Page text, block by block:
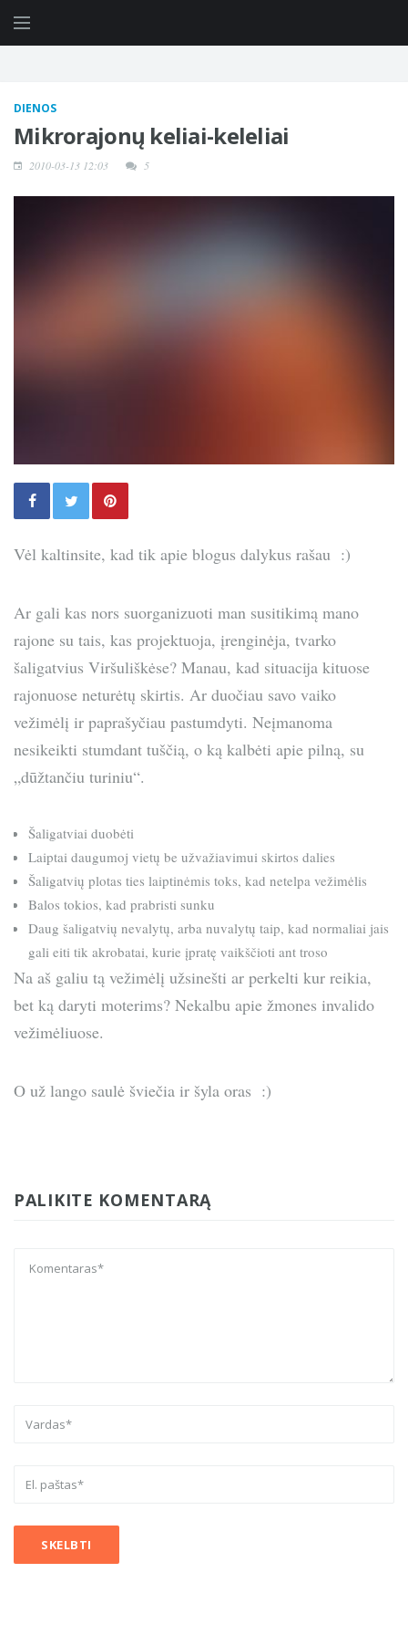
DIENOS
Mikrorajonų keliai-keleliai
2010-03-13 12:03 5
Vėl kaltinsite, kad tik apie blogus dalykus rašau :)
Ar gali kas nors suorganizuoti man susitikimą mano
rajone su tais, kas projektuoja, įrenginėja, tvarko
šaligatvius Viršuliškėse? Manau, kad situacija kituose
rajonuose neturėtų skirtis. Ar duočiau savo vaiko
vežimėlį ir paprašyčiau pastumdyti. Neįmanoma
nesikeikti stumdant tuščią, o ką kalbėti apie pilną, su
„dūžtančiu turiniu“.
Šaligatviai duobėti
Laiptai daugumoj vietų be užvažiavimui skirtos dalies
Šaligatvių plotas ties laiptinėmis toks, kad netelpa vežimėlis
Balos tokios, kad prabristi sunku
Daug šaligatvių nevalytų, arba nuvalytų taip, kad normaliai jais
gali eiti tik akrobatai, kurie įpratę vaikščioti ant troso
Na aš galiu tą vežimėlį užsinešti ar perkelti kur reikia,
bet ką daryti moterims? Nekalbu apie žmones invalido
vežimėliuose.
O už lango saulė šviečia ir šyla oras :)
PALIKITE KOMENTARĄ